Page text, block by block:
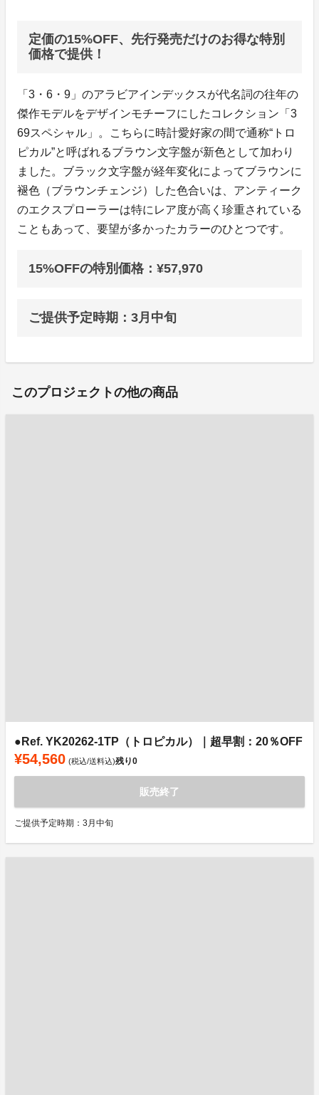
定価の15%OFF、先行発売だけのお得な特別
価格で提供！
「3・6・9」のアラビアインデックスが代名詞の往年の
傑作モデルをデザインモチーフにしたコレクション「3
69スペシャル」。こちらに時計愛好家の間で通称“トロ
ピカル”と呼ばれるブラウン文字盤が新色として加わり
ました。ブラック文字盤が経年変化によってブラウンに
褪色（ブラウンチェンジ）した色合いは、アンティーク
のエクスプローラーは特にレア度が高く珍重されている
こともあって、要望が多かったカラーのひとつです。
15%OFFの特別価格：¥57,970
ご提供予定時期：3月中旬
このプロジェクトの他の商品
●Ref. YK20262-1TP（トロピカル）｜超早割：20％OFF
¥54,560 (税込/送料込)残り0
販売終了
ご提供予定時期：3月中旬